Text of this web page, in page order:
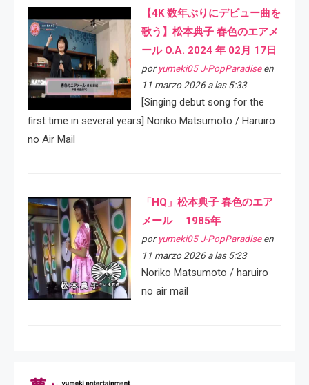
【4K 数年ぶりにデビュー曲を
歌う】松本典子 春色のエアメ
ール O.A. 2024 年 02月 17日
por yumeki05 J-PopParadiseen
11 marzo 2026 a las 5:33
[Singing debut song for the
first time in several years] Noriko Matsumoto / Haruiro
no Air Mail
「HQ」松本典子 春色のエア
メール 1985年
por yumeki05 J-PopParadiseen
11 marzo 2026 a las 5:23
Noriko Matsumoto / haruiro
no air mail